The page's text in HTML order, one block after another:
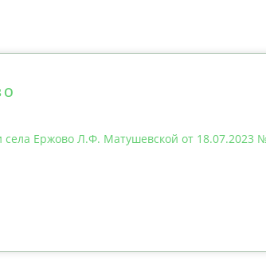
Ержово Л.Ф. Матушевской от 18.07.2023